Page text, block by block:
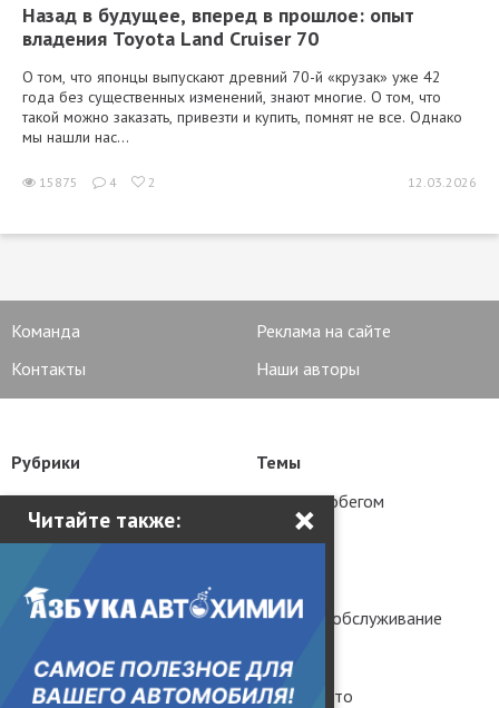
Читайте также: ×
Назад в будущее, вперед в прошлое: опыт
владения Toyota Land Cruiser 70
О том, что японцы выпускают древний 70-й «крузак» уже 42
года без существенных изменений, знают многие. О том, что
такой можно заказать, привезти и купить, помнят не все. Однако
мы нашли нас...
15875 4 2 12.03.2026
Команда
Реклама на сайте
Контакты
Наши авторы
Рубрики
Новости
Статьи
Практика
Грузовики и автобусы
Популярные вопросы
Темы
Авто с пробегом
Тюнинг
Ремонт и обслуживание
Гаджеты
Редкие авто